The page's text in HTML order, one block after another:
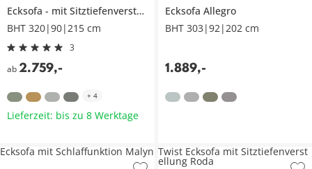
Ecksofa
mit Sitztiefenverstellung
Carly
BHT 320|90|215 cm
3
ab 2.759,-
+ 4
Lieferzeit: bis zu 8 Werktage
Ecksofa Allegro
BHT 303|92|202 cm
1.889,-
Ecksofa mit Schlaffunktion Malyn Twist Ecksofa mit Sitztiefenverst
ellung Roda